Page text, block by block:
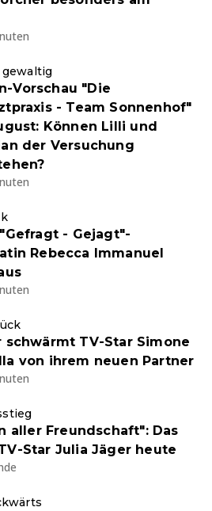
Vorschau "Die
- Team Sonnenhof"
Können Lilli und
der Versuchung
- Gejagt"-
Rebecca Immanuel
schwärmt TV-Star Simone
von ihrem neuen Partner
aller Freundschaft": Das
Star Julia Jäger heute